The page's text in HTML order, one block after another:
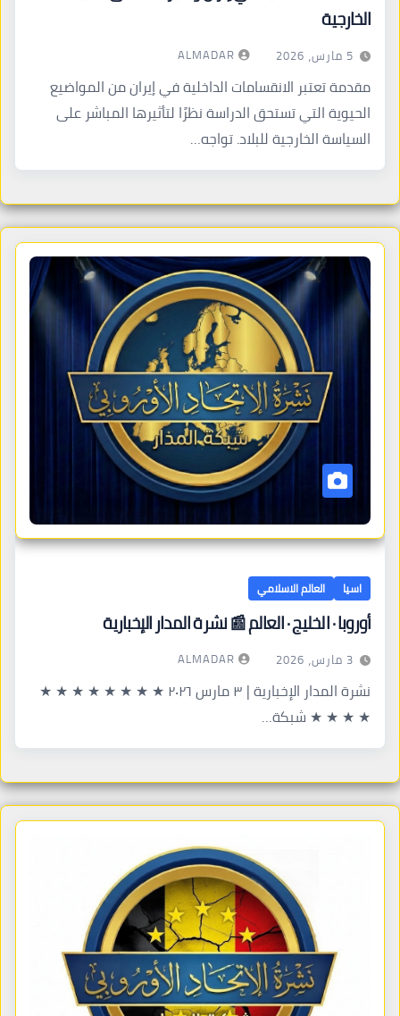
الخارجية
5 مارس، 2026 ALMADAR
مقدمة تعتبر الانقسامات الداخلية في إيران من المواضيع
الحيوية التي تستحق الدراسة نظرًا لتأثيرها المباشر على
السياسة الخارجية للبلاد. تواجه…
اسيا العالم الاسلامي
أوروبا · الخليج · العالم 📰 نشرة المدار الإخبارية
3 مارس، 2026 ALMADAR
نشرة المدار الإخبارية | ٣ مارس ٢٠٢٦ ★ ★ ★ ★ ★ ★ ★ ★
★ ★ ★ ★ شبكة…